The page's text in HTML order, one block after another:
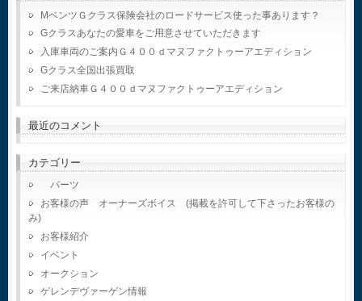
MベンツＧクラス保険会社のロードサービス使った事あります？
Gクラスあなたの愛車をご用意させていただきます
入庫車両のご案内Ｇ４００ｄマヌファクトゥーアエディション
Gクラス全国出張買取
ご来店納車Ｇ４００ｄマヌファクトゥーアエディション
最近のコメント
カテゴリー
パーツ
お客様の声 オーナーズボイス (掲載を許可して下さったお客様の
み)
お客様紹介
イベント
オークション
ゲレンデヴァーゲン情報